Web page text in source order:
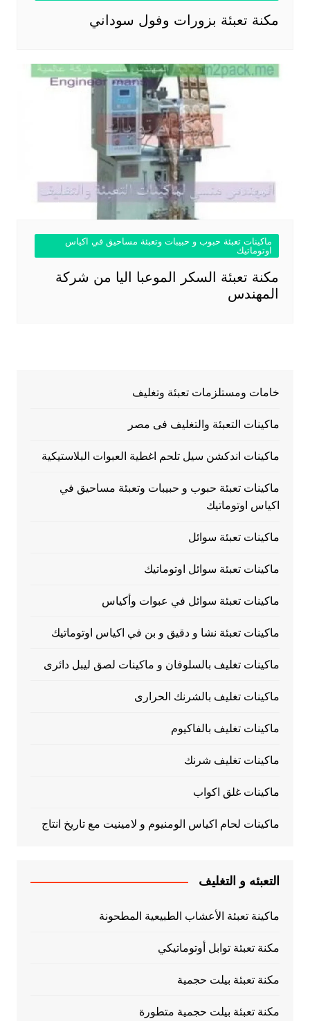
مكنة تعبئة بزورات وفول سوداني
ماكينات تعبئة حبوب و حبيبات وتعبئة مساحيق في اكياس
اوتوماتيك
مكنة تعبئة السكر الموعبا اليا من شركة
المهندس
خامات ومستلزمات تعبئة وتغليف
ماكينات التعبئة والتغليف فى مصر
ماكينات اندكشن سيل تلحم اغطية العبوات البلاستيكية
ماكينات تعبئة حبوب و حبيبات وتعبئة مساحيق في
اكياس اوتوماتيك
ماكينات تعبئة سوائل
ماكينات تعبئة سوائل اوتوماتيك
ماكينات تعبئة سوائل في عبوات وأكياس
ماكينات تعبئة نشا و دقيق و بن في اكياس اوتوماتيك
ماكينات تغليف بالسلوفان و ماكينات لصق ليبل دائرى
ماكينات تغليف بالشرنك الحرارى
ماكينات تغليف بالفاكيوم
ماكينات تغليف شرنك
ماكينات غلق اكواب
ماكينات لحام اكياس الومنيوم و لامينيت مع تاريخ انتاج
التعبئه و التغليف
ماكينة تعبئة الأعشاب الطبيعية المطحونة
مكنة تعبئة توابل أوتوماتيكي
مكنة تعبئة بيلت حجمية
مكنة تعبئة بيلت حجمية متطورة